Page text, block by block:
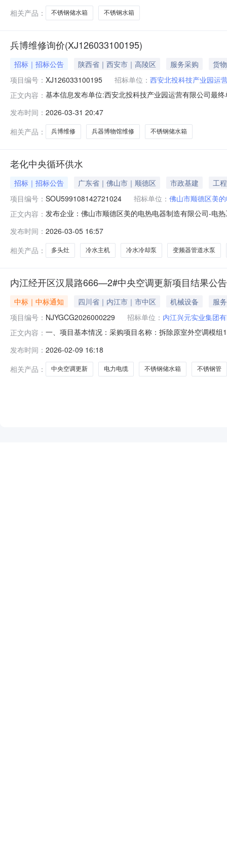
相关产品：
不锈钢储水箱 不锈钢水箱
兵博维修询价(XJ126033100195)
招标｜招标公告 陕西省｜西安市｜高陵区 服务采购
货物
项目编号： XJ126033100195 招标单位： 西安北投科技产业园运
正文内容： 基本信息发布单位:西安北投科技产业园运营有限公司最
0214:02:18结束时间2026-04-0414:02:18
发布时间： 2026-03-31 20:47
相关产品：
兵博维修 兵器博物馆维修 不锈钢储水箱
老化中央循环供水
招标｜招标公告 广东省｜佛山市｜顺德区 市政基建
工程
项目编号： SOU599108142721024 招标单位： 佛山市顺德区美
正文内容： 发布企业：佛山市顺德区美的电热电器制造有限公司-电
解实际位置及答疑行业：规模：[原厂直销]企业所在地：
发布时间： 2026-03-05 16:57
相关产品：
多头灶 冷水主机 冷水冷却泵 变频器管道水泵
内江经开区汉晨路666—2#中央空调更新项目结果公告
中标｜中标通知 四川省｜内江市｜市中区 机械设备
服务
项目编号： NJYGCG2026000229 招标单位： 内江兴元实业集团
正文内容： 一、项目基本情况：采购项目名称：拆除原室外空调模
等采购项目编号：NJYGCG2026000229采购项目简介
发布时间： 2026-02-09 16:18
相关产品：
中央空调更新 电力电缆 不锈钢储水箱 不锈钢管